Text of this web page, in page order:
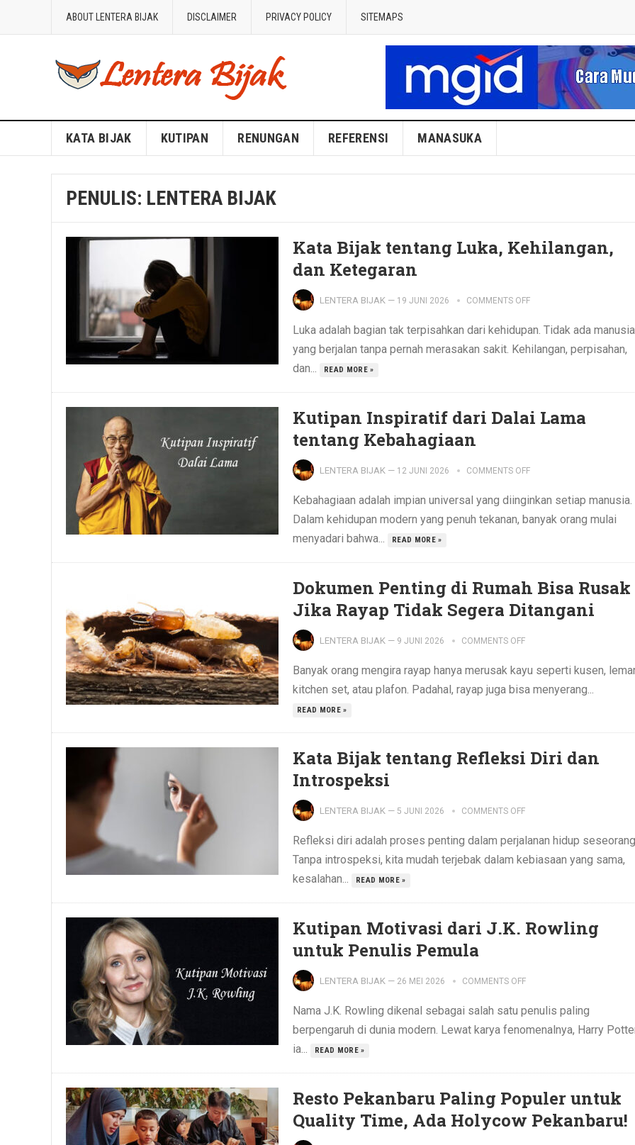
ABOUT LENTERA BIJAK DISCLAIMER PRIVACY POLICY SITEMAPS
Blog Lentera Bijak
KATA BIJAK KUTIPAN RENUNGAN REFERENSI MANASUKA
PENULIS: LENTERA BIJAK
Kata Bijak tentang Luka, Kehilangan,
dan Ketegaran
LENTERA BIJAK — 19 JUNI 2026 COMMENTS OFF
Luka adalah bagian tak terpisahkan dari kehidupan. Tidak ada manusia
yang berjalan tanpa pernah merasakan sakit. Kehilangan, perpisahan,
dan...
READ MORE »
Kutipan Inspiratif dari Dalai Lama
tentang Kebahagiaan
LENTERA BIJAK — 12 JUNI 2026 COMMENTS OFF
Kebahagiaan adalah impian universal yang diinginkan setiap manusia.
Dalam kehidupan modern yang penuh tekanan, banyak orang mulai
menyadari bahwa...
READ MORE »
Dokumen Penting di Rumah Bisa Rusak
Jika Rayap Tidak Segera Ditangani
LENTERA BIJAK — 9 JUNI 2026 COMMENTS OFF
Banyak orang mengira rayap hanya merusak kayu seperti kusen,
kitchen set, atau plafon. Padahal, rayap juga bisa menyerang...
READ MORE »
Kata Bijak tentang Refleksi Diri dan
Introspeksi
LENTERA BIJAK — 5 JUNI 2026 COMMENTS OFF
Refleksi diri adalah proses penting dalam perjalanan hidup
Tanpa introspeksi, kita mudah terjebak dalam kebiasaan yang sama,
kesalahan...
READ MORE »
Kutipan Motivasi dari J.K. Rowling
untuk Penulis Pemula
LENTERA BIJAK — 26 MEI 2026 COMMENTS OFF
Nama J.K. Rowling dikenal sebagai salah satu penulis paling
berpengaruh di dunia modern. Lewat karya fenomenalnya, Harry
ia...
READ MORE »
Resto Pekanbaru Paling Populer untuk
Quality Time, Ada Holycow Pekanbaru!